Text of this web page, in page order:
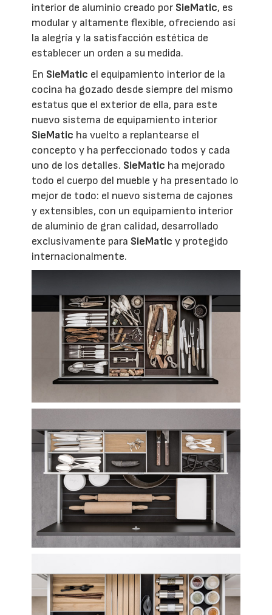
interior de aluminio creado por SieMatic, es
modular y altamente flexible, ofreciendo así
la alegría y la satisfacción estética de
establecer un orden a su medida.
En SieMatic el equipamiento interior de la
cocina ha gozado desde siempre del mismo
estatus que el exterior de ella, para este
nuevo sistema de equipamiento interior
SieMatic ha vuelto a replantearse el
concepto y ha perfeccionado todos y cada
uno de los detalles. SieMatic ha mejorado
todo el cuerpo del mueble y ha presentado lo
mejor de todo: el nuevo sistema de cajones
y extensibles, con un equipamiento interior
de aluminio de gran calidad, desarrollado
exclusivamente para SieMatic y protegido
internacionalmente.